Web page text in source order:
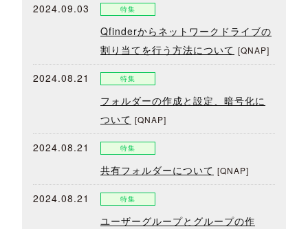
2024.09.03 特集
Qfinderからネットワークドライブの
割り当てを行う方法について [QNAP]
2024.08.21 特集
フォルダーの作成と設定、暗号化に
ついて [QNAP]
2024.08.21 特集
共有フォルダーについて [QNAP]
2024.08.21 特集
ユーザーグループとグループの作